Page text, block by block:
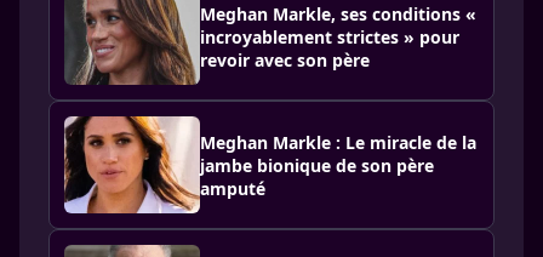
Meghan Markle, ses conditions «
incroyablement strictes » pour
revoir avec son père
Meghan Markle : Le miracle de la
jambe bionique de son père
amputé